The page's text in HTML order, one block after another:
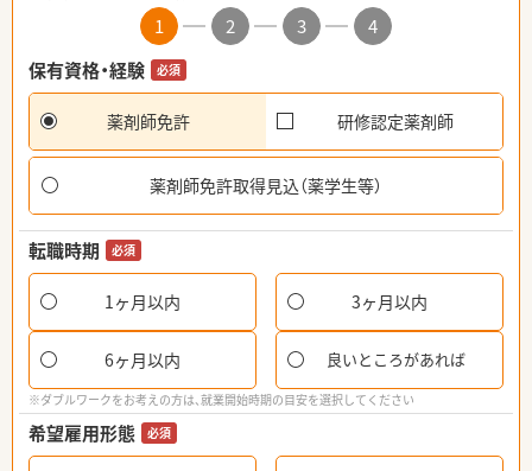
1 2 3
4
保有資格・経験
必須
薬剤師免許 研修認定薬剤師
薬剤師免許取得見込（薬学生等）
転職時期 必須
1ヶ月以内 3ヶ月以内
6ヶ月以内 良いところがあれば
※ダブルワークをお考えの方は、就業開始時期の目安を選択してください
希望雇用形態 必須